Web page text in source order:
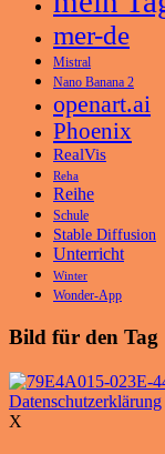
mer-de
Mistral
Nano Banana 2
openart.ai
Phoenix
RealVis
Reha
Reihe
Schule
Stable Diffusion
Unterricht
Winter
Wonder-App
Bild für den Tag
Datenschutzerklärung
X